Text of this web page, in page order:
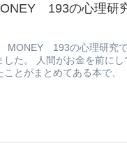
193の心理研究
193の心理研究で
きをするのか、と